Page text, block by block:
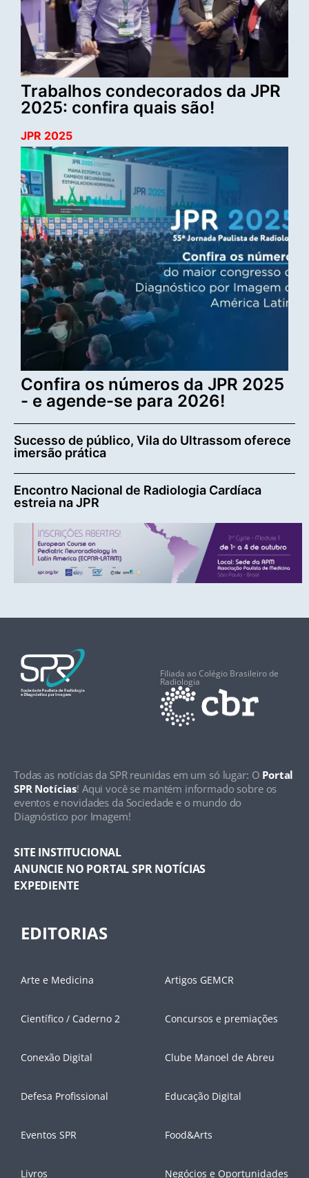
Trabalhos condecorados da JPR
2025: confira quais são!
JPR 2025
Confira os números da JPR 2025
- e agende-se para 2026!
Sucesso de público, Vila do Ultrassom oferece
imersão prática
Encontro Nacional de Radiologia Cardíaca
estreia na JPR
Filiada ao Colégio Brasileiro de
Radiologia
Todas as notícias da SPR reunidas em um só lugar: O Portal
SPR Notícias! Aqui você se mantém informado sobre os
eventos e novidades da Sociedade e o mundo do
Diagnóstico por Imagem!
SITE INSTITUCIONAL
ANUNCIE NO PORTAL SPR NOTÍCIAS
EXPEDIENTE
EDITORIAS
Arte e Medicina Artigos GEMCR
Científico / Caderno 2 Concursos e premiações
Conexão Digital Clube Manoel de Abreu
Defesa Profissional Educação Digital
Eventos SPR Food&Arts
Livros Negócios e Oportunidades